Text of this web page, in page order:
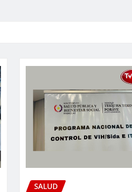
SALUD